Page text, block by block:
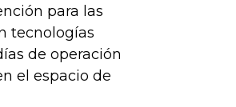
para las
tecnologías
de operación
el espacio de